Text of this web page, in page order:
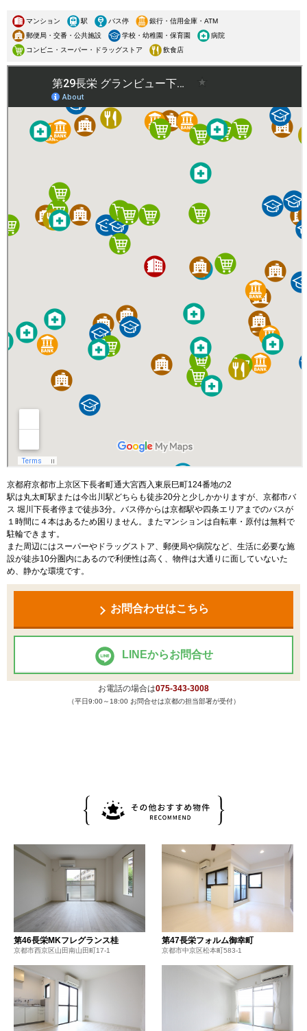
マンション 駅 バス停
銀行・信用金庫・ATM
郵便局・交番・公共施設
学校・幼稚園・保育園
病院
コンビニ・スーパー・ドラッグストア
飲食店
京都府京都市上京区下長者町通大宮西入東辰巳町124番地の2
駅は丸太町駅または今出川駅どちらも徒歩20分と少しかかりますが、京都市バ
ス 堀川下長者停まで徒歩3分。バス停からは京都駅や四条エリアまでのバスが
１時間に４本はあるため困りません。またマンションは自転車・原付は無料で
駐輪できます。
また周辺にはスーパーやドラッグストア、郵便局や病院など、生活に必要な施
設が徒歩10分圏内にあるので利便性は高く、物件は大通りに面していないた
め、静かな環境です。
お問合わせはこちら
LINEからお問合せ
お電話の場合は075-343-3008
（平日9:00～18:00 お問合せは京都の担当部署が受付）
第46長栄MKフレグランス桂
京都市西京区山田南山田町17-1
第47長栄フォルム御幸町
京都市中京区松本町583-1